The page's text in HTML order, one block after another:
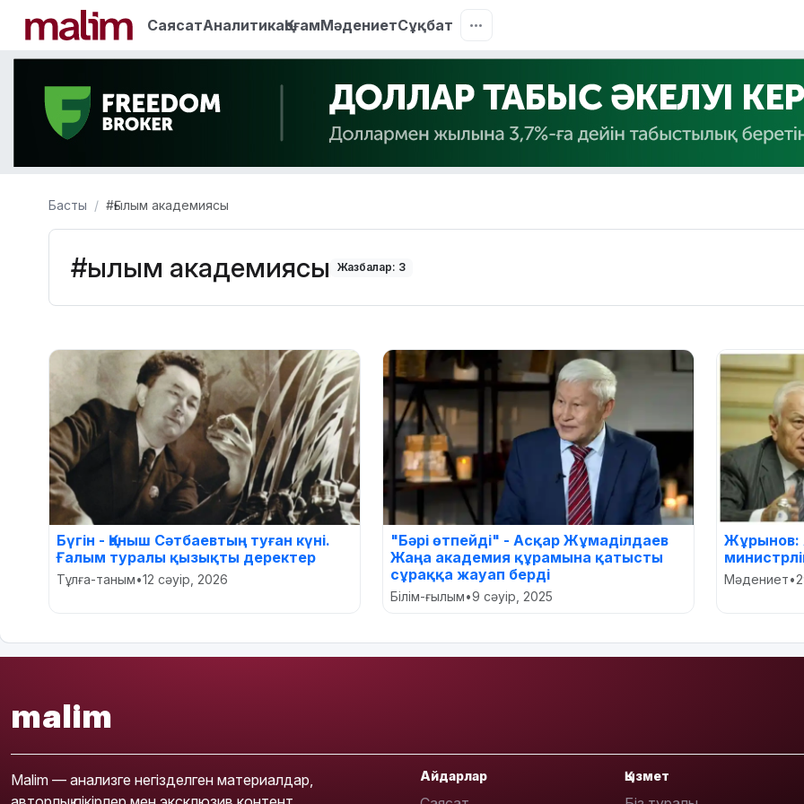
СаясатАналитикаҚоғамМәдениетСұқбат
Басты #Ғылым академиясы
#Ғылым академиясы Жазбалар: 3
Бүгін - Қаныш Сәтбаевтың туған күні.
Ғалым туралы қызықты деректер
Тұлға-таным•12 сәуір, 2026
"Бәрі өтпейді" - Асқар Жұмаділдаев
Жаңа академия құрамына қатысты
сұраққа жауап берді
Білім-ғылым•9 сәуір, 2025
Жұрынов:
Мәдениет•
malim
Malim — анализге негізделген материалдар,
Айдарлар Қызмет